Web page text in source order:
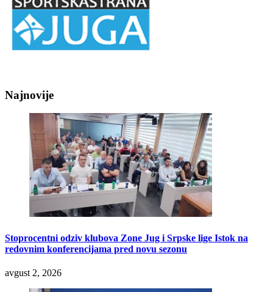
Najnovije
Stoprocentni odziv klubova Zone Jug i Srpske lige Istok na
redovnim konferencijama pred novu sezonu
avgust 2, 2026